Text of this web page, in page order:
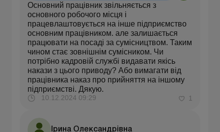
Основний працівник звільняється з
основного робочого місця і
працевлаштовується на інше підприємство
основним працівником. але залишається
працювати на посаді за сумісництвом. Таким
чином стає зовнішнім сумісником. Чи
потрібно кадровій службі видавати якісь
накази з цього приводу? Або вимагати від
працівника наказ про прийняття на іншому
підприємстві. Дякую.
10.12.2024 09:29 1
Ірина Олександрівна